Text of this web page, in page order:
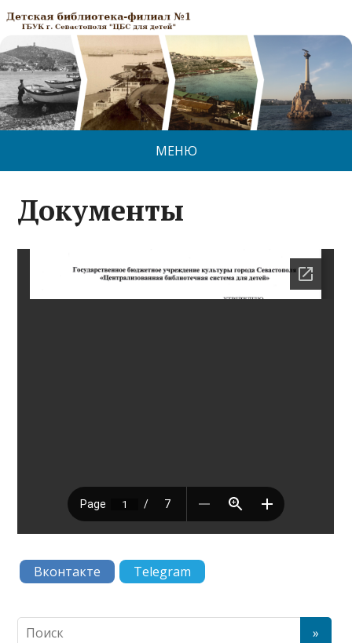
МЕНЮ
Документы
Вконтакте Telegram